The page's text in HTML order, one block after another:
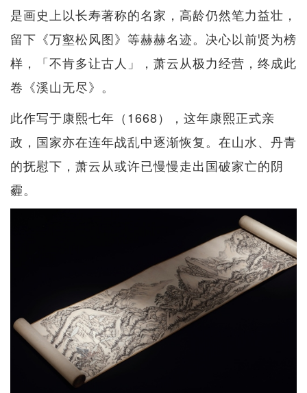
是画史上以长寿著称的名家，高龄仍然笔力益壮，
留下《万壑松风图》等赫赫名迹。决心以前贤为榜
样，「不肯多让古人」，萧云从极力经营，终成此
卷《溪山无尽》。
此作写于康熙七年（1668），这年康熙正式亲
政，国家亦在连年战乱中逐渐恢复。在山水、丹青
的抚慰下，萧云从或许已慢慢走出国破家亡的阴
霾。